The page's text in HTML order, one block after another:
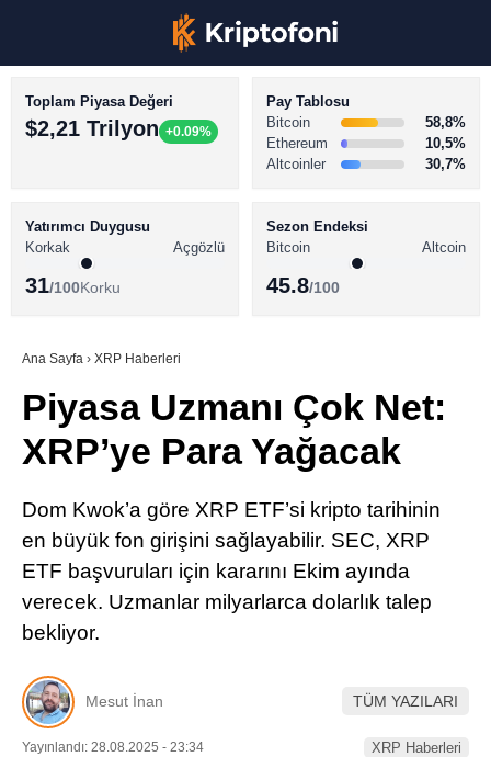
Youtube
TikTok
Pinterest
LinkedIn
BİTCOİN HABERLERİ
ALTCOİN HABERLERİ
SÖZLÜK
Toplam Piyasa Değeri
$2,21 Trilyon +0.09%
Pay Tablosu
Bitcoin
58,8%
Ethereum
10,5%
Altcoinler
30,7%
Yatırımcı Duygusu
Korkak
Açgözlü
31/100Korku
Sezon Endeksi
Bitcoin
Altcoin
45.8/100
Ana Sayfa › XRP Haberleri
Piyasa Uzmanı Çok Net:
XRP’ye Para Yağacak
Dom Kwok’a göre XRP ETF’si kripto tarihinin
en büyük fon girişini sağlayabilir. SEC, XRP
ETF başvuruları için kararını Ekim ayında
verecek. Uzmanlar milyarlarca dolarlık talep
bekliyor.
Mesut İnan TÜM YAZILARI
Yayınlandı: 28.08.2025 - 23:34
XRP Haberleri